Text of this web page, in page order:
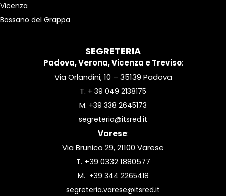
Vicenza
Bassano del Grappa
SEGRETERIA
Padova, Verona, Vicenza e Treviso:
Via Orlandini, 10 – 35139 Padova
T. + 39 049 2138175
M. +39 338 2645173
segreteria@itsred.it
Varese:
Via Brunico 29, 21100 Varese
T. +39 0332 1880577
M. +39 344 2265418
segreteria.varese@itsred.it